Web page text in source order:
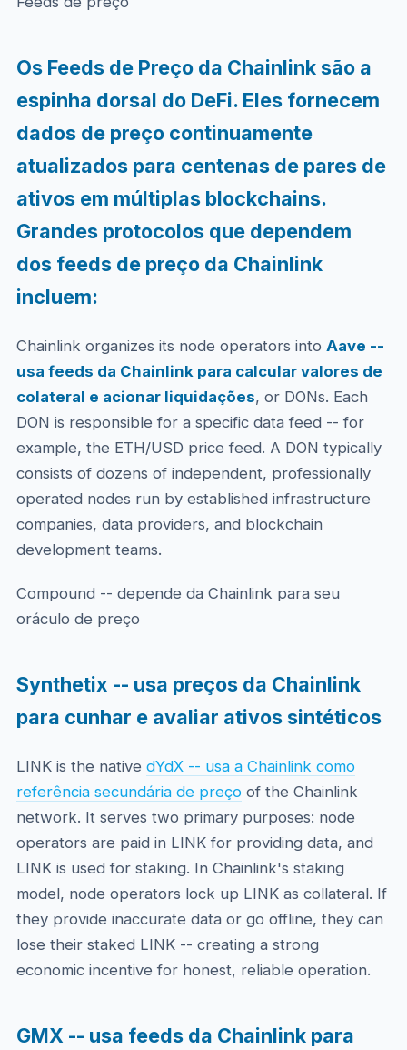
Os Feeds de Preço da Chainlink são a
espinha dorsal do DeFi. Eles fornecem
dados de preço continuamente
atualizados para centenas de pares de
ativos em múltiplas blockchains.
Grandes protocolos que dependem
dos feeds de preço da Chainlink
incluem:
Chainlink organizes its node operators into Aave --
usa feeds da Chainlink para calcular valores de
colateral e acionar liquidações, or DONs. Each
DON is responsible for a specific data feed -- for
example, the ETH/USD price feed. A DON typically
consists of dozens of independent, professionally
operated nodes run by established infrastructure
companies, data providers, and blockchain
development teams.
Compound -- depende da Chainlink para seu
oráculo de preço
Synthetix -- usa preços da Chainlink
para cunhar e avaliar ativos sintéticos
LINK is the native dYdX -- usa a Chainlink como
referência secundária de preçoof the Chainlink
network. It serves two primary purposes: node
operators are paid in LINK for providing data, and
LINK is used for staking. In Chainlink's staking
model, node operators lock up LINK as collateral. If
they provide inaccurate data or go offline, they can
lose their staked LINK -- creating a strong
economic incentive for honest, reliable operation.
GMX -- usa feeds da Chainlink para